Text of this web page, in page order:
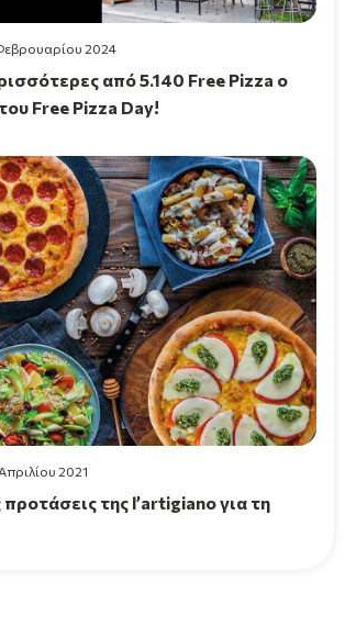
2024
από 5.140 Free Pizza ο
Free Pizza Day!
2021
προτάσεις της l’artigiano για τη